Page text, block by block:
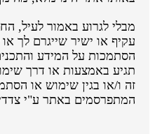
מבלי לגרוע באמור לעיל,
עקיף או ישיר שייגרם לך או
הסתמכות על המידע
תגיע באמצעות או דרך
זה ו/או בגין שימוש או
המתפרסמים באתר ע"י